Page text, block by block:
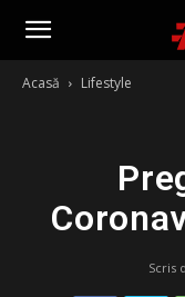
Acasă Lifestyle
Scris